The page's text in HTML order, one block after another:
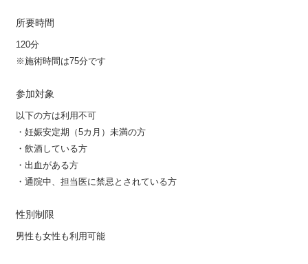
所要時間
120分
※施術時間は75分です
参加対象
以下の方は利用不可
・妊娠安定期（5カ月）未満の方
・飲酒している方
・出血がある方
・通院中、担当医に禁忌とされている方
性別制限
男性も女性も利用可能